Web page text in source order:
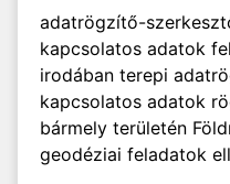
adatrögzítő-
kapcsolatos adatok
irodában terepi
kapcsolatos adatok
bármely területén
geodéziai feladatok